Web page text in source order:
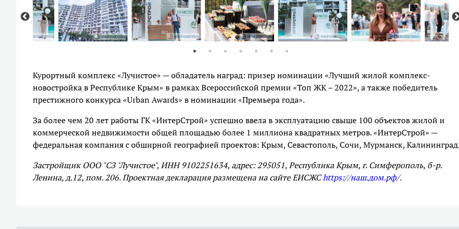
Курортный комплекс «Лучистое» — обладатель наград: призер номинации «Лучший жилой комплекс-
новостройка в Республике Крым» в рамках Всероссийской премии «Топ ЖК – 2022», а также победитель
престижного конкурса «Urban Awards» в номинации «Премьера года».
За более чем 20 лет работы ГК «ИнтерСтрой» успешно ввела в эксплуатацию свыше 100 объектов жилой и
коммерческой недвижимости общей площадью более 1 миллиона квадратных метров. «ИнтерСтрой» —
федеральная компания с обширной географией проектов: Крым, Севастополь, Сочи, Мурманск,
Застройщик ООО "СЗ "Лучистое", ИНН 9102251634, адрес: 295051, Республика Крым, г. Симферополь, б-р.
Ленина, д.12, пом. 206. Проектная декларация размещена на сайте ЕИСЖСhttps://наш.дом.рф/.